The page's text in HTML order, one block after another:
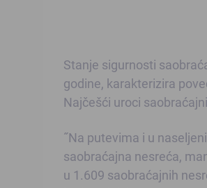
Stanje sigurnosti
godine, karakterizira
Najčešći uroci
˝Na putevima i u
saobraćajna nesreća,
u 1.609 saobraćajnih